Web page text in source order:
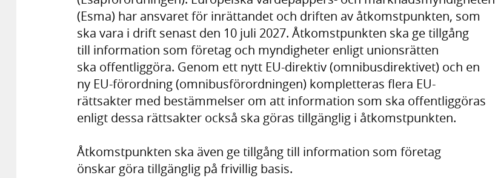
(Esma) har ansvaret för inrättandet och driften av åtkomstpunkten, som
ska vara i drift senast den 10 juli 2027. Åtkomstpunkten ska ge tillgång
till information som företag och myndigheter enligt unionsrätten
ska offentliggöra. Genom ett nytt EU-direktiv (omnibusdirektivet) och en
ny EU-förordning (omnibusförordningen) kompletteras flera EU-
rättsakter med bestämmelser om att information som ska offentliggöras
enligt dessa rättsakter också ska göras tillgänglig i åtkomstpunkten.
Åtkomstpunkten ska även ge tillgång till information som företag
önskar göra tillgänglig på frivillig basis.